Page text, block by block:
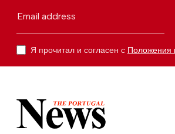
Email address
Я прочитал и согласен с Положения